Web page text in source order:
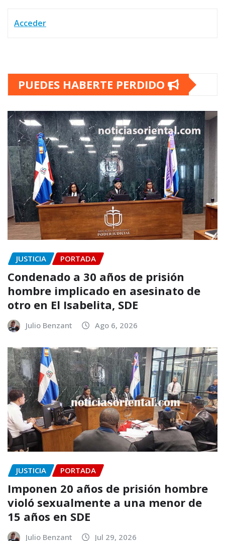
Acceder
PUEDES HABERTE PERDIDO
JUSTICIA PORTADA
Condenado a 30 años de prisión
hombre implicado en asesinato de
otro en El Isabelita, SDE
Julio Benzant Ago 6, 2026
JUSTICIA PORTADA
Imponen 20 años de prisión hombre
violó sexualmente a una menor de
15 años en SDE
Julio Benzant Jul 29, 2026